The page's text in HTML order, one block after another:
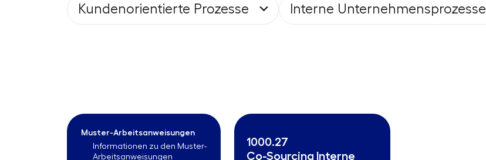
Kundenorientierte Prozesse Interne Unternehmensprozesse
Muster-Arbeitsanweisungen
Informationen zu den Muster-
Arbeitsanweisungen
1000.27
Co-Sourcing Interne